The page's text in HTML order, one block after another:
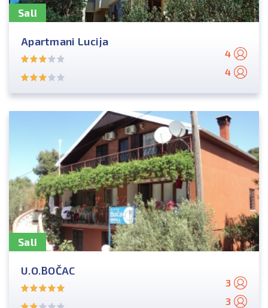
Sali
Apartmani Lucija
4
4
Sali
U.O.BOČAC
3
3